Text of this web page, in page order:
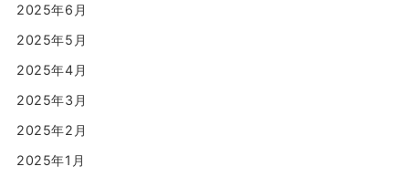
2025年6月
2025年5月
2025年4月
2025年3月
2025年2月
2025年1月